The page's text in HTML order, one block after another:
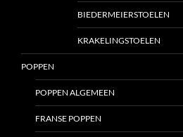
BIEDERMEIERSTOELEN
KRAKELINGSTOELEN
POPPEN
POPPEN ALGEMEEN
FRANSE POPPEN